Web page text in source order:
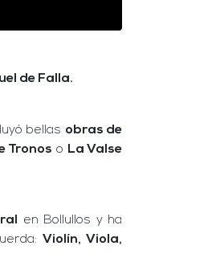
de Falla.
bellas obras de
Tronos o La Valse
en Bollullos y ha
Violín, Viola,